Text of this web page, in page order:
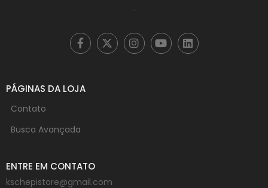
.
PÁGINAS DA LOJA
Contato
Busca Avançada
ENTRE EM CONTATO
kschepistore@gmail.com